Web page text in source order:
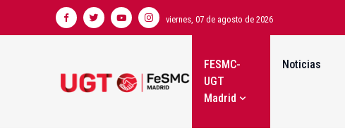
viernes, 07 de agosto de 2026
FESMC-
UGT
Madrid
Noticias